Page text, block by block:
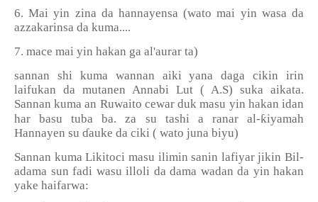
6. Mai yin zina da hannayensa (wato mai yin wasa da
azzakarinsa da kuma....
7. mace mai yin hakan ga al'aurar ta)
sannan shi kuma wannan aiki yana daga cikin irin
laifukan da mutanen Annabi Lut ( A.S) suka aikata.
Sannan kuma an Ruwaito cewar duk masu yin hakan idan
har basu tuba ba. za su tashi a ranar al-ƙiyamah
Hannayen su ɗauke da ciki ( wato juna biyu)
Sannan kuma Likitoci masu ilimin sanin lafiyar jikin Bil-
adama sun fadi wasu illoli da dama wadan da yin hakan
yake haifarwa: